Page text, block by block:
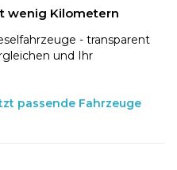
wenig Kilometern
- transparent
und Ihr
passende Fahrzeuge